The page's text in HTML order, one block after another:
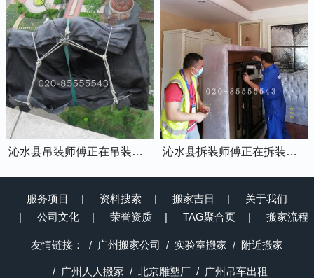
沁水县吊装师傅正在吊装物品上楼 沁水县拆装师傅正在拆装家具
服务项目 资料搜索 搬家吉日
关于我们
公司文化
荣誉资质 TAG聚合页 搬家流程
友情链接： 广州搬家公司 实验室搬家 附近搬家
广州人人搬家 北京雕塑厂 广州吊车出租